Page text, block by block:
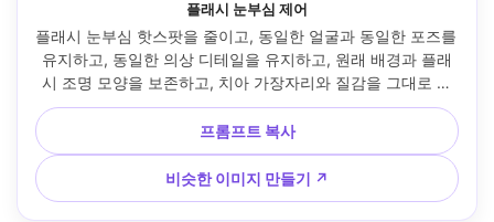
플래시 눈부심 제어
플래시 눈부심 핫스팟을 줄이고, 동일한 얼굴과 동일한 포즈를
유지하고, 동일한 의상 디테일을 유지하고, 원래 배경과 플래
시 조명 모양을 보존하고, 치아 가장자리와 질감을 그대로 유
지하여 치아를 더 하얗게 보이도록 조정하세요 --ar 4:5
프롬프트 복사
비슷한 이미지 만들기 ↗